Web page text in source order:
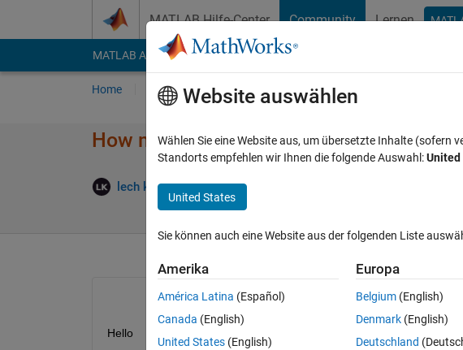
MATLAB Hilfe-Center Community Lernen
MATLAB Answers File Exchange Cody
Home Fragen Antworten Durchsuchen
How much can a graphics card make a
lech king 15 Jul. 2021
Hello
Website auswählen
Wählen Sie eine Website aus, um übersetzte Inhalte
Standorts empfehlen wir Ihnen die folgende Auswahl:
United States
Sie können auch eine Website aus der folgenden Liste
Amerika
América Latina (Español)
Canada (English)
United States (English)
Europa
Belgium (English)
Denmark (English)
Deutschland